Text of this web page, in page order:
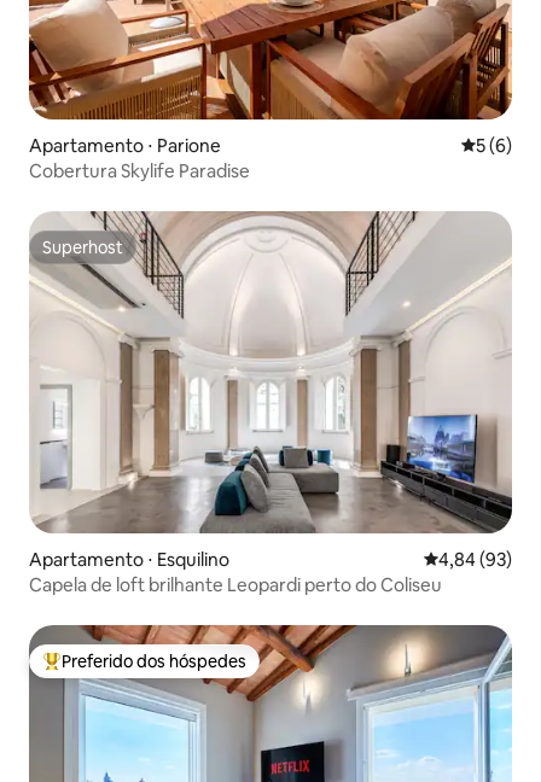
Apartamento ⋅ Parione 5 de
5 (6)
Cobertura Skylife Paradise
Superhost
Superhost
Apartamento ⋅ Esquilino 4,84 de uma
4,84 (93)
Capela de loft brilhante Leopardi perto do Coliseu
Entre os melhores preferidos dos hóspedes
Preferido dos hóspedes